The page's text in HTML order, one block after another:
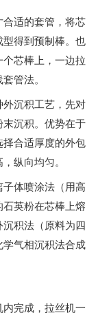
适的套管，将芯
得到预制棒。也
芯棒上，一边拉
管法。
沉积工艺，先对
沉积。优势在于
合适厚度的外包
纵向均匀。
体喷涂法（用高
英粉在芯棒上熔
积法（原料为四
气相沉积法合成
完成，拉丝机一